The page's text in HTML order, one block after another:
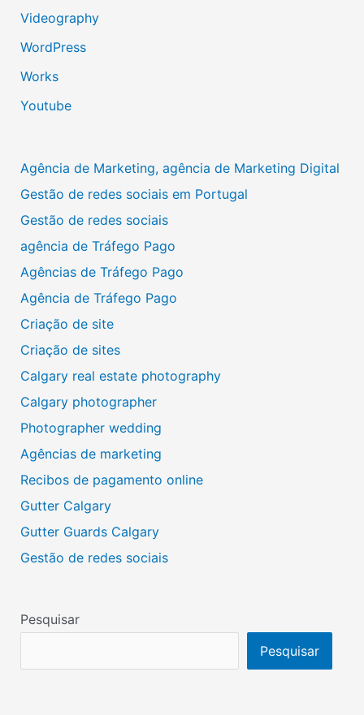
Videography
WordPress
Works
Youtube
Agência de Marketing, agência de Marketing Digital
Gestão de redes sociais em Portugal
Gestão de redes sociais
agência de Tráfego Pago
Agências de Tráfego Pago
Agência de Tráfego Pago
Criação de site
Criação de sites
Calgary real estate photography
Calgary photographer
Photographer wedding
Agências de marketing
Recibos de pagamento online
Gutter Calgary
Gutter Guards Calgary
Gestão de redes sociais
Pesquisar
Pesquisar